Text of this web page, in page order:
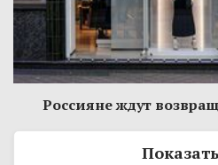
Россияне ждут